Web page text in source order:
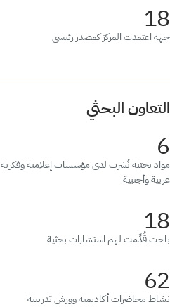
18
جهة اعتمدت المركز كمصدر رئيسي
التعاون البحثي
6
مواد بحثية نُشرت لدى مؤسسات إعلامية وفكرية
عربية وأجنبية
18
باحث قُدِّمت لهم استشارات بحثية
62
نشاط محاضرات أكاديمية وورش تدريبية